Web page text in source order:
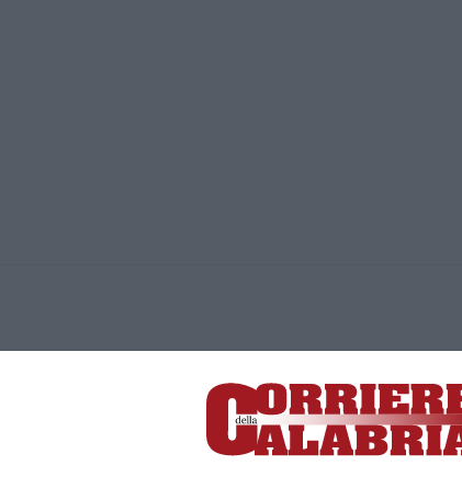
6/G, S.Eufemia, Lamezia Terme (CZ)
5/2011 - Direttore responsabile Paola Militano |Privacy